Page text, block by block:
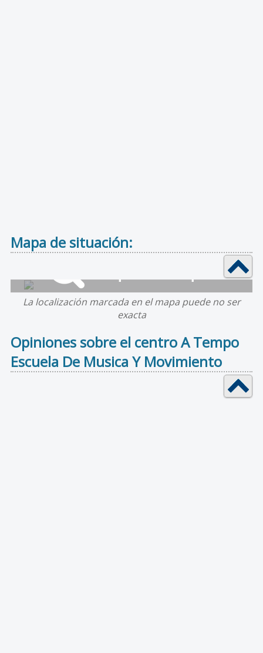
Mapa de situación:
La localización marcada en el mapa puede no ser
exacta
Opiniones sobre el centro A Tempo
Escuela De Musica Y Movimiento